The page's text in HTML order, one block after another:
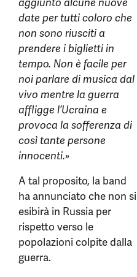
date per tutti coloro che
non sono riusciti a
prendere i biglietti in
tempo. Non è facile per
noi parlare di musica dal
vivo mentre la guerra
affligge l’Ucraina e
provoca la sofferenza di
così tante persone
innocenti.»
A tal proposito, la band
ha annunciato che non si
esibirà in Russia per
rispetto verso le
popolazioni colpite dalla
guerra.